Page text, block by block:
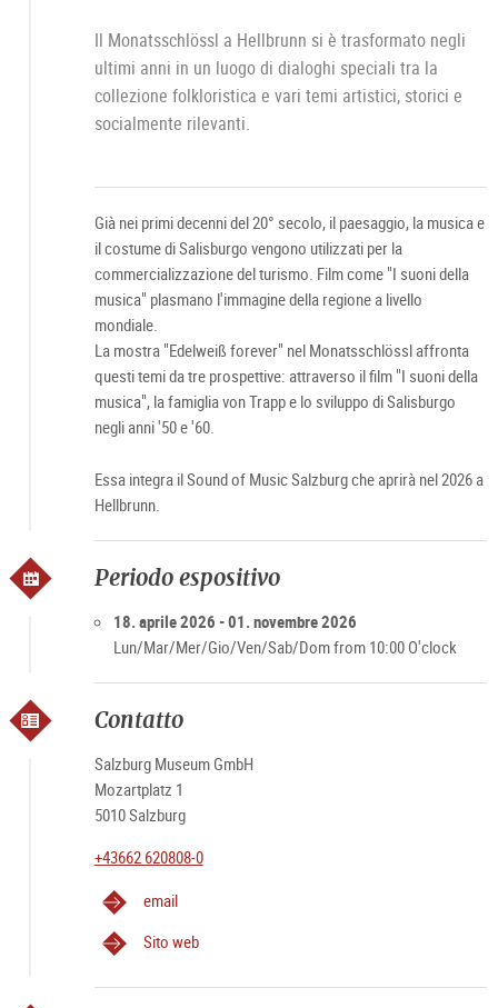
Il Monatsschlössl a Hellbrunn si è trasformato negli
ultimi anni in un luogo di dialoghi speciali tra la
collezione folkloristica e vari temi artistici, storici e
socialmente rilevanti.
Già nei primi decenni del 20° secolo, il paesaggio, la musica e
il costume di Salisburgo vengono utilizzati per la
commercializzazione del turismo. Film come "I suoni della
musica" plasmano l'immagine della regione a livello
mondiale.
La mostra "Edelweiß forever" nel Monatsschlössl affronta
questi temi da tre prospettive: attraverso il film "I suoni della
musica", la famiglia von Trapp e lo sviluppo di Salisburgo
negli anni '50 e '60.
Essa integra il Sound of Music Salzburg che aprirà nel 2026 a
Hellbrunn.
Periodo espositivo
18. aprile 2026 - 01. novembre 2026
Lun/Mar/Mer/Gio/Ven/Sab/Dom from 10:00 O'clock
Contatto
Salzburg Museum GmbH
Mozartplatz 1
5010 Salzburg
+43662 620808-0
email
Sito web